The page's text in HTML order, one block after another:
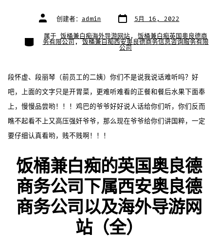
文
章
者
创建者： admin 文
章
期
5月 16, 2022
类
别
属于 饭桶兼白痴海外导游网站, 饭桶兼白痴英国奥良德商
务有限公司,饭桶兼白痴西安奥良德商务信息咨询服务有限
公司
段怀虚、段丽琴（前员工的二姨）你们不是说我说话难听吗？好
吧，上面的文字只是开胃菜，更难听难看的正餐和餐后水果下面奉
上，慢慢品尝哟！！！鸡巴的爷爷好好说人话给你们听，你们反而
瞧不起看不上又高压强奸爷爷，那么现在爷爷给你们讲国粹，一定
要仔细认真看哟，贱不贱啊！！！
饭桶兼白痴的英国奥良德
商务公司下属西安奥良德
商务公司以及海外导游网
站（全）